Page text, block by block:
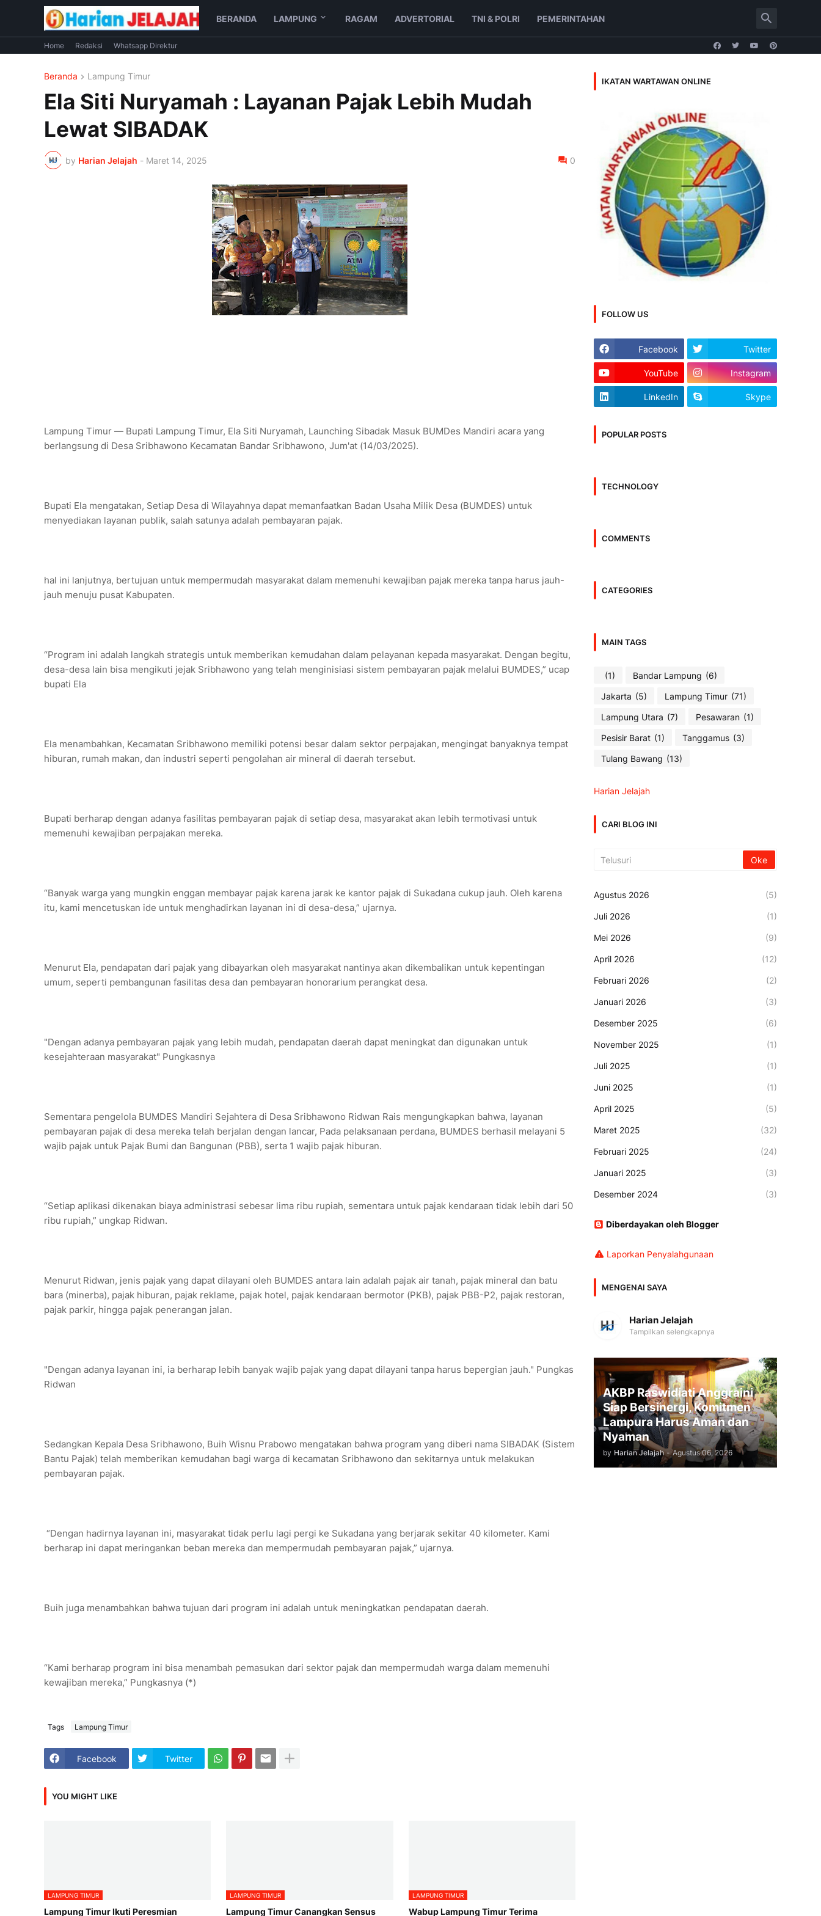
BERANDA LAMPUNG RAGAM ADVERTORIAL TNI & POLRI PEMERINTAHAN
Home Redaksi Whatsapp Direktur
Beranda Lampung Timur
Ela Siti Nuryamah : Layanan Pajak Lebih Mudah
Lewat SIBADAK
by Harian Jelajah - Maret 14, 2025 0
Lampung Timur — Bupati Lampung Timur, Ela Siti Nuryamah, Launching Sibadak Masuk BUMDes Mandiri acara yang
berlangsung di Desa Sribhawono Kecamatan Bandar Sribhawono, Jum'at (14/03/2025).
Bupati Ela mengatakan, Setiap Desa di Wilayahnya dapat memanfaatkan Badan Usaha Milik Desa (BUMDES) untuk
menyediakan layanan publik, salah satunya adalah pembayaran pajak.
hal ini lanjutnya, bertujuan untuk mempermudah masyarakat dalam memenuhi kewajiban pajak mereka tanpa harus jauh-
jauh menuju pusat Kabupaten.
“Program ini adalah langkah strategis untuk memberikan kemudahan dalam pelayanan kepada masyarakat. Dengan begitu,
desa-desa lain bisa mengikuti jejak Sribhawono yang telah menginisiasi sistem pembayaran pajak melalui BUMDES,” ucap
bupati Ela
Ela menambahkan, Kecamatan Sribhawono memiliki potensi besar dalam sektor perpajakan, mengingat banyaknya tempat
hiburan, rumah makan, dan industri seperti pengolahan air mineral di daerah tersebut.
Bupati berharap dengan adanya fasilitas pembayaran pajak di setiap desa, masyarakat akan lebih termotivasi untuk
memenuhi kewajiban perpajakan mereka.
“Banyak warga yang mungkin enggan membayar pajak karena jarak ke kantor pajak di Sukadana cukup jauh. Oleh karena
itu, kami mencetuskan ide untuk menghadirkan layanan ini di desa-desa,” ujarnya.
Menurut Ela, pendapatan dari pajak yang dibayarkan oleh masyarakat nantinya akan dikembalikan untuk kepentingan
umum, seperti pembangunan fasilitas desa dan pembayaran honorarium perangkat desa.
"Dengan adanya pembayaran pajak yang lebih mudah, pendapatan daerah dapat meningkat dan digunakan untuk
kesejahteraan masyarakat" Pungkasnya
Sementara pengelola BUMDES Mandiri Sejahtera di Desa Sribhawono Ridwan Rais mengungkapkan bahwa, layanan
pembayaran pajak di desa mereka telah berjalan dengan lancar, Pada pelaksanaan perdana, BUMDES berhasil melayani 5
wajib pajak untuk Pajak Bumi dan Bangunan (PBB), serta 1 wajib pajak hiburan.
“Setiap aplikasi dikenakan biaya administrasi sebesar lima ribu rupiah, sementara untuk pajak kendaraan tidak lebih dari 50
ribu rupiah,” ungkap Ridwan.
Menurut Ridwan, jenis pajak yang dapat dilayani oleh BUMDES antara lain adalah pajak air tanah, pajak mineral dan batu
bara (minerba), pajak hiburan, pajak reklame, pajak hotel, pajak kendaraan bermotor (PKB), pajak PBB-P2, pajak restoran,
pajak parkir, hingga pajak penerangan jalan.
"Dengan adanya layanan ini, ia berharap lebih banyak wajib pajak yang dapat dilayani tanpa harus bepergian jauh." Pungkas
Ridwan
Sedangkan Kepala Desa Sribhawono, Buih Wisnu Prabowo mengatakan bahwa program yang diberi nama SIBADAK (Sistem
Bantu Pajak) telah memberikan kemudahan bagi warga di kecamatan Sribhawono dan sekitarnya untuk melakukan
pembayaran pajak.
“Dengan hadirnya layanan ini, masyarakat tidak perlu lagi pergi ke Sukadana yang berjarak sekitar 40 kilometer. Kami
berharap ini dapat meringankan beban mereka dan mempermudah pembayaran pajak,” ujarnya.
Buih juga menambahkan bahwa tujuan dari program ini adalah untuk meningkatkan pendapatan daerah.
“Kami berharap program ini bisa menambah pemasukan dari sektor pajak dan mempermudah warga dalam memenuhi
kewajiban mereka,” Pungkasnya (*)
Tags Lampung Timur
Facebook Twitter
YOU MIGHT LIKE
LAMPUNG TIMUR
Lampung Timur Ikuti Peresmian
LAMPUNG TIMUR
Lampung Timur Canangkan Sensus
LAMPUNG TIMUR
Wabup Lampung Timur Terima
IKATAN WARTAWAN ONLINE
FOLLOW US
Facebook Twitter
YouTube Instagram
LinkedIn Skype
POPULAR POSTS
TECHNOLOGY
COMMENTS
CATEGORIES
MAIN TAGS
(1) Bandar Lampung (6)
Jakarta (5) Lampung Timur (71)
Lampung Utara (7) Pesawaran (1)
Pesisir Barat (1) Tanggamus (3)
Tulang Bawang (13)
Harian Jelajah
CARI BLOG INI
Agustus 2026 (5)
Juli 2026 (1)
Mei 2026 (9)
April 2026 (12)
Februari 2026 (2)
Januari 2026 (3)
Desember 2025 (6)
November 2025 (1)
Juli 2025 (1)
Juni 2025 (1)
April 2025 (5)
Maret 2025 (32)
Februari 2025 (24)
Januari 2025 (3)
Desember 2024 (3)
Diberdayakan oleh Blogger
Laporkan Penyalahgunaan
MENGENAI SAYA
Harian Jelajah
Tampilkan selengkapnya
AKBP Raswidiati Anggraini
Siap Bersinergi, Komitmen
Lampura Harus Aman dan
Nyaman
by Harian Jelajah - Agustus 06, 2026